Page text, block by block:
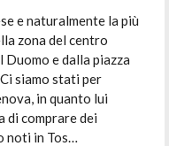
e naturalmente la più
zona del centro
e dalla piazza
siamo stati per
in quanto lui
di comprare dei
noti in Tos…